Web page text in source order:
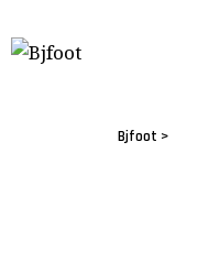
Bjfoot >